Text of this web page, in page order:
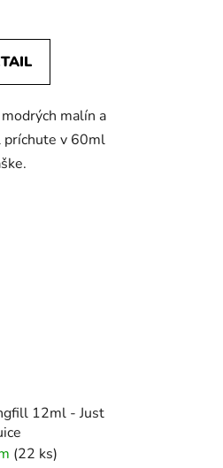
malín a
v 60ml
12ml - Just
(22 ks)